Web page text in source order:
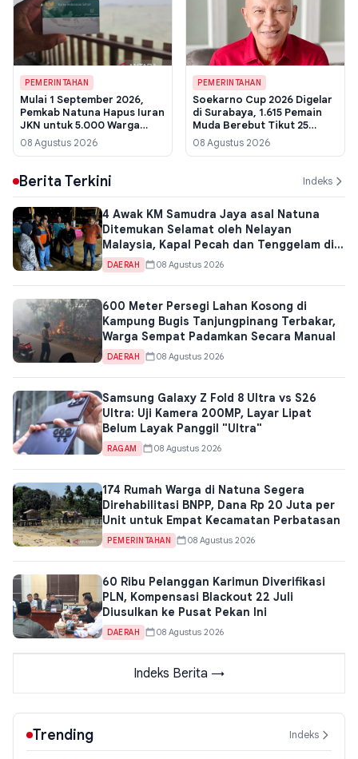
PEMERINTAHAN
Mulai 1 September 2026,
Pemkab Natuna Hapus Iuran
JKN untuk 5.000 Warga
Mampu, Ini Cara Cek
Statusnya
08 Agustus 2026
PEMERINTAHAN
Soekarno Cup 2026 Digelar
di Surabaya, 1.615 Pemain
Muda Berebut Tikut 25
Skuad Jatim
08 Agustus 2026
Berita Terkini Indeks
4 Awak KM Samudra Jaya asal Natuna
Ditemukan Selamat oleh Nelayan
Malaysia, Kapal Pecah dan Tenggelam di
Perairan Kuantan
DAERAH 08 Agustus 2026
600 Meter Persegi Lahan Kosong di
Kampung Bugis Tanjungpinang Terbakar,
Warga Sempat Padamkan Secara Manual
DAERAH 08 Agustus 2026
Samsung Galaxy Z Fold 8 Ultra vs S26
Ultra: Uji Kamera 200MP, Layar Lipat
Belum Layak Panggil "Ultra"
RAGAM 08 Agustus 2026
174 Rumah Warga di Natuna Segera
Direhabilitasi BNPP, Dana Rp 20 Juta per
Unit untuk Empat Kecamatan Perbatasan
PEMERINTAHAN 08 Agustus 2026
60 Ribu Pelanggan Karimun Diverifikasi
PLN, Kompensasi Blackout 22 Juli
Diusulkan ke Pusat Pekan Ini
DAERAH 08 Agustus 2026
Indeks Berita →
Trending Indeks